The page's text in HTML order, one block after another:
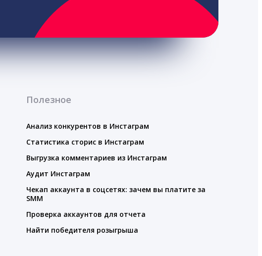
Полезное
Анализ конкурентов в Инстаграм
Статистика сторис в Инстаграм
Выгрузка комментариев из Инстаграм
Аудит Инстаграм
Чекап аккаунта в соцсетях: зачем вы платите за
SMM
Проверка аккаунтов для отчета
Найти победителя розыгрыша